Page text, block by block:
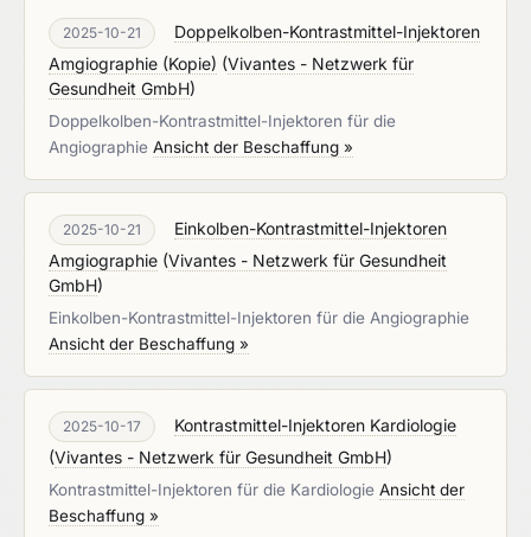
2025-10-21
Doppelkolben-Kontrastmittel-Injektoren
Amgiographie (Kopie) (Vivantes - Netzwerk für
Gesundheit GmbH)
Doppelkolben-Kontrastmittel-Injektoren für die
Angiographie Ansicht der Beschaffung »
2025-10-21
Einkolben-Kontrastmittel-Injektoren
Amgiographie (Vivantes - Netzwerk für Gesundheit
GmbH)
Einkolben-Kontrastmittel-Injektoren für die Angiographie
Ansicht der Beschaffung »
2025-10-17
Kontrastmittel-Injektoren Kardiologie
(Vivantes - Netzwerk für Gesundheit GmbH)
Kontrastmittel-Injektoren für die Kardiologie Ansicht der
Beschaffung »